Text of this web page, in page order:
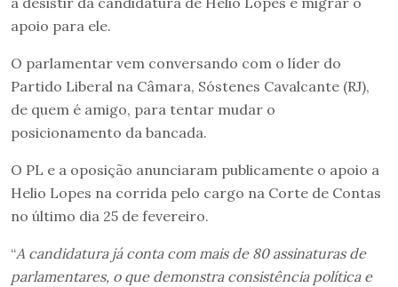
apoio para ele.
O parlamentar vem conversando com o líder do
Partido Liberal na Câmara, Sóstenes Cavalcante (RJ),
de quem é amigo, para tentar mudar o
posicionamento da bancada.
O PL e a oposição anunciaram publicamente o apoio a
Helio Lopes na corrida pelo cargo na Corte de Contas
no último dia 25 de fevereiro.
“A candidatura já conta com mais de 80 assinaturas de
parlamentares, o que demonstra consistência política e